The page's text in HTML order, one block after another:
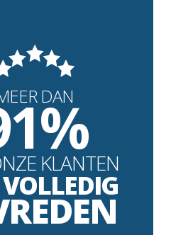
DAN
KLANTEN